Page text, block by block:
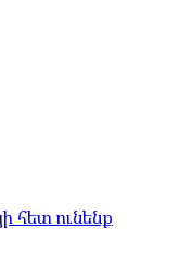
հետ ունենք